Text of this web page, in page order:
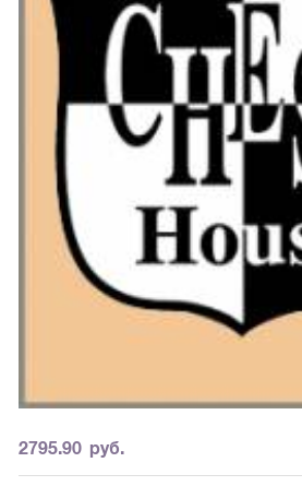
2795.90 руб.